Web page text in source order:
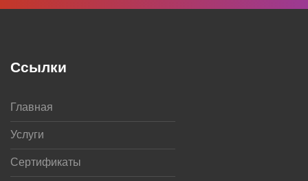
Ссылки
Главная
Услуги
Сертификаты